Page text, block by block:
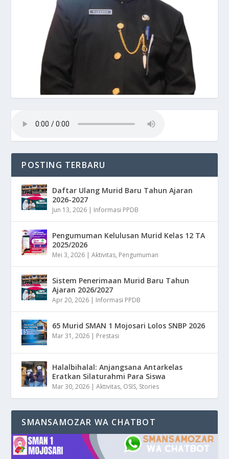
POSTING TERBARU
Daftar Ulang Murid Baru Tahun Ajaran
2026-2027
Jun 13, 2026 | Informasi PPDB
Pengumuman Kelulusan Murid Kelas 12 TA
2025/2026
Mei 3, 2026 |Aktivitas, Pengumuman
Sistem Penerimaan Murid Baru Tahun
Ajaran 2026/2027
Apr 20, 2026 | Informasi PPDB
65 Murid SMAN 1 Mojosari Lolos SNBP 2026
Mar 31, 2026 | Prestasi
Halalbihalal: Anjangsana Antarkelas
Eratkan Silaturahmi Para Siswa
Mar 30, 2026 |Aktivitas, OSIS, Stories
SMANSAMOZAR WA CHATBOT